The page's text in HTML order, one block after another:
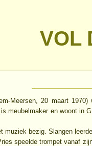
VOL
Meersen, 20 maart
meubelmaker en woont in
muziek bezig. Slangen
speelde trompet vanaf